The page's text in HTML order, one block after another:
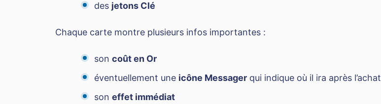
des jetons Clé
Chaque carte montre plusieurs infos importantes :
son coût en Or
éventuellement une icône Messager qui indique où il ira après l’achat
son effet immédiat